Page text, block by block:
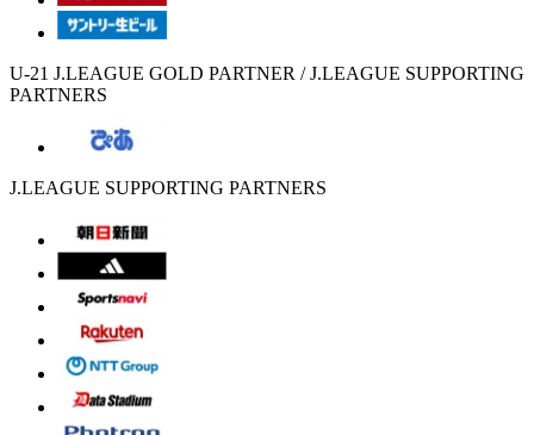
U-21 J.LEAGUE GOLD PARTNER / J.LEAGUE SUPPORTING
PARTNERS
J.LEAGUE SUPPORTING PARTNERS